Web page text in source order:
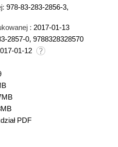
978-83-283-2856-3,
: 2017-01-13
2857-0, 9788328328570
01-12
PDF